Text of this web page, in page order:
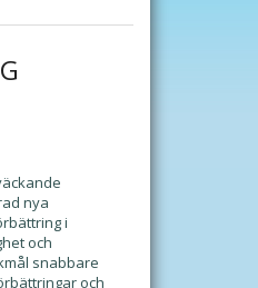
nya
i
och
snabbare
och